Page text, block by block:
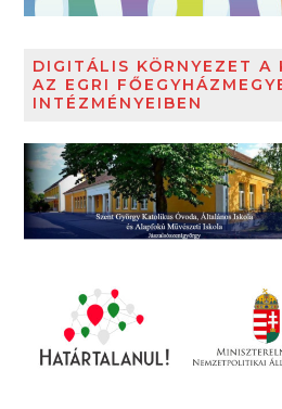
DIGITÁLIS KÖRNYEZET A
AZ EGRI
INTÉZMÉNYEIBEN